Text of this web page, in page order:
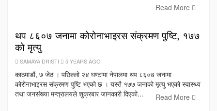
Read More
थप ८६०७ जनामा कोरोनाभाइरस संक्रमण पुष्टि, १७७
को मृत्यु
SAMAYA DRISTI 5 YEARS AGO
काठमाडौं, ७ जेठ । पछिल्लो २४ घण्टामा नेपालमा थप ८६०७ जनामा
कोरोनाभाइरस संक्रमण पुष्टि भएको छ । यस्तै १७७ जनाको मृत्यु भएको स्वास्थ्य
तथा जनसंख्या मन्त्रालयले शुक्रबार जानकारी दिएको...
Read More